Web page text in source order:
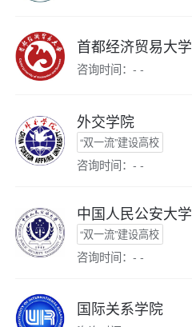
首都经济贸易大学
咨询时间：- -
外交学院
“双一流”建设高校
咨询时间：- -
中国人民公安大学
“双一流”建设高校
咨询时间：- -
国际关系学院